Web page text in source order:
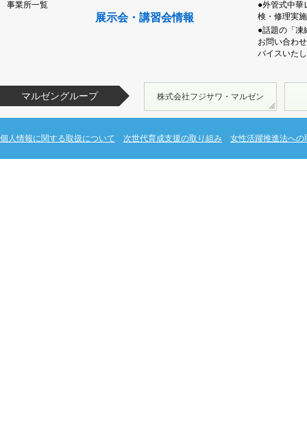
事業所一覧
展示会・講習会情報
●外管式中華
検・修理実
●話題の「凍
お問い合わ
バイスいた
マルゼングループ 株式会社フジサワ・マルゼン
個人情報に関する取扱について 次世代育成支援の取り組み 女性活躍推進法への